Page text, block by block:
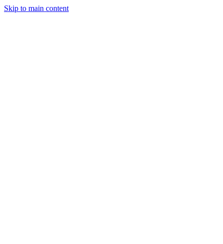
Skip to main content